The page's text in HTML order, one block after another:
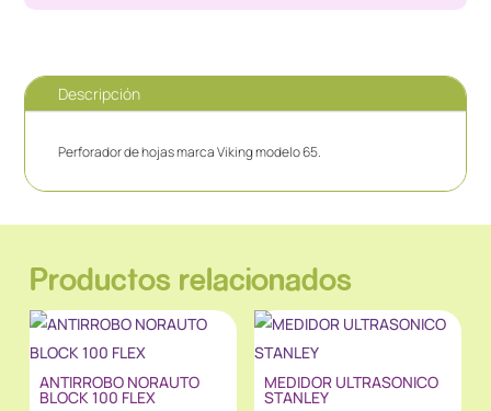
Descripción
Perforador de hojas marca Viking modelo 65.
Productos relacionados
ANTIRROBO NORAUTO
BLOCK 100 FLEX
MEDIDOR ULTRASONICO
STANLEY